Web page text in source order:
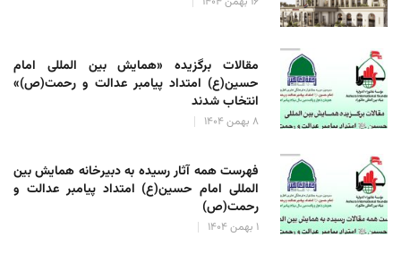
مقالات برگزیده «همایش بین المللی امام
حسین(ع) امتداد پیامبر عدالت و رحمت(ص)»
انتخاب شدند
۸ بهمن ۱۴۰۴
فهرست همه آثار رسیده به دبیرخانه همایش بین
المللی امام حسین(ع) امتداد پیامبر عدالت و
رحمت(ص)
۱ بهمن ۱۴۰۴